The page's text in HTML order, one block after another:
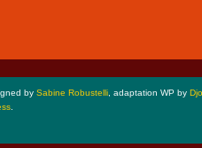
by Sabine Robustelli , adaptation WP by